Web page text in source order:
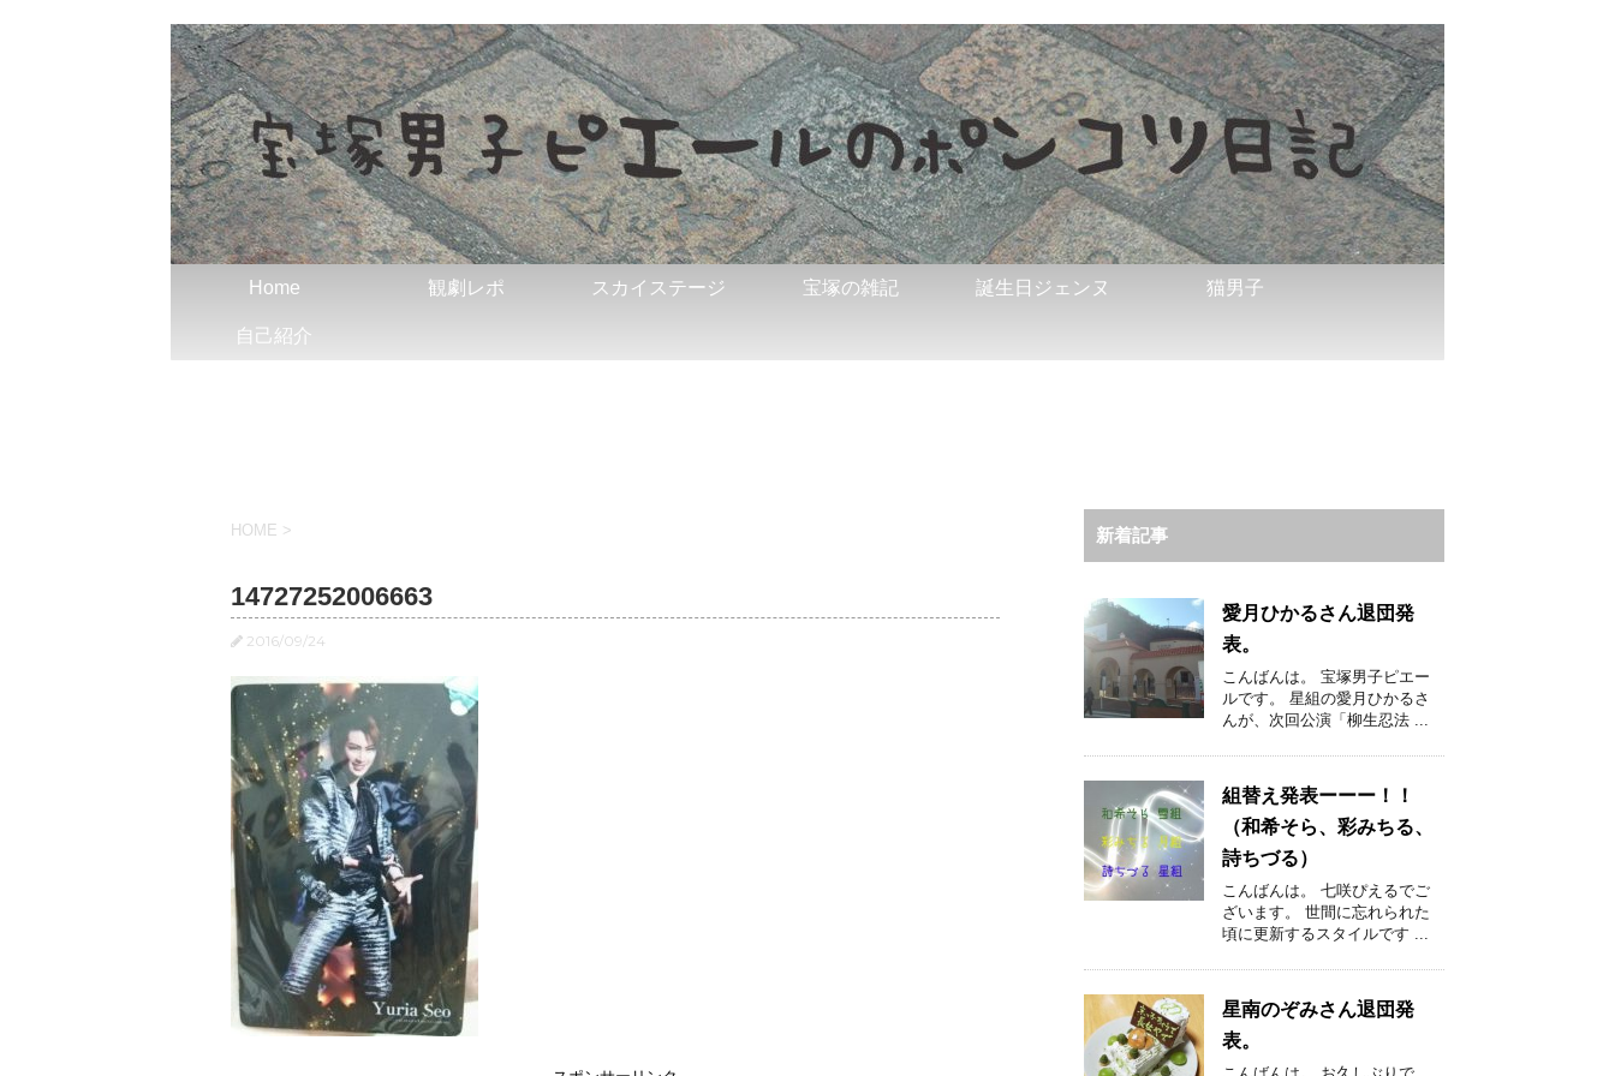
Home 観劇レポ スカイステージ 宝塚の雑記 誕生日ジェンヌ 猫男子
自己紹介
HOME >
14727252006663
2016/09/24
新着記事
愛月ひかるさん退団発
表。
こんばんは。 宝塚男子ピエー
ルです。 星組の愛月ひかるさ
んが、次回公演「柳生忍法 ...
組替え発表ーーー！！
（和希そら、彩みちる、
詩ちづる）
こんばんは。 七咲ぴえるでご
ざいます。 世間に忘れられた
頃に更新するスタイルです ...
星南のぞみさん退団発
表。